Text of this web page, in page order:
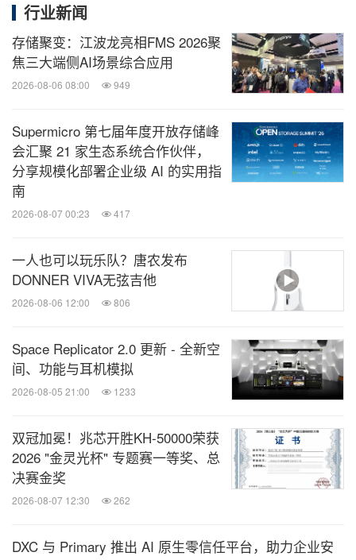
行业新闻
存储聚变：江波龙亮相FMS 2026聚
焦三大端侧AI场景综合应用
2026-08-06 08:00 949
Supermicro 第七届年度开放存储峰
会汇聚 21 家生态系统合作伙伴，
分享规模化部署企业级 AI 的实用指
南
2026-08-07 00:23 417
一人也可以玩乐队？唐农发布
DONNER VIVA无弦吉他
2026-08-06 12:00 806
Space Replicator 2.0 更新 - 全新空
间、功能与耳机模拟
2026-08-05 21:00 1233
双冠加冕！兆芯开胜KH‑50000荣获
2026 "金灵光杯" 专题赛一等奖、总
决赛金奖
2026-08-07 12:30 262
DXC 与 Primary 推出 AI 原生零信任平台，助力企业安